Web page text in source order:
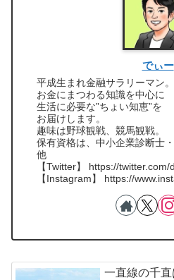
でぃー
平成生まれ金融サラリーマン。
お金にまつわる知識を中心に
生活に必要な”ちょい知恵”を
お届けします。
趣味は野球観戦、競馬観戦。
保有資格は、中小企業診断士
他
【Twitter】 https://
【Instagram】 https://
一直線の千